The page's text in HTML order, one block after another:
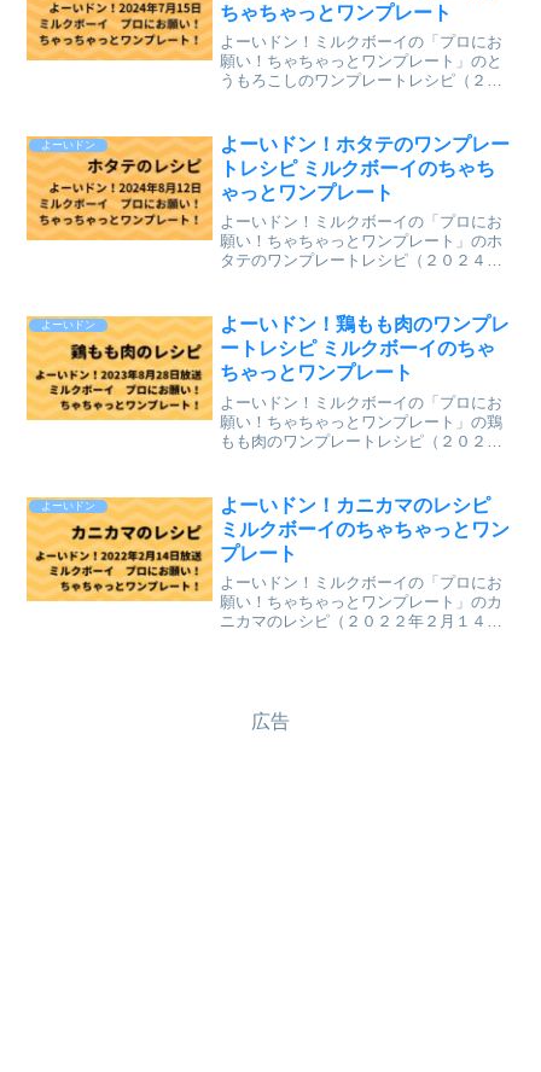
ちゃちゃっとワンプレート
よーいドン！ミルクボーイの「プロにお
願い！ちゃちゃっとワンプレート」のと
うもろこしのワンプレートレシピ（２０
も含めて今までのレシピを記事にしてい
ます。⇒「ミルクボーイの...
よーいドン
よーいドン！ホタテのワンプレー
トレシピ ミルクボーイのちゃち
ゃっとワンプレート
よーいドン！ミルクボーイの「プロにお
願い！ちゃちゃっとワンプレート」のホ
タテのワンプレートレシピ（２０２４年
今までのレシピを記事にしています。
⇒「ミルクボーイのプロに...
よーいドン
よーいドン！鶏もも肉のワンプレ
ートレシピ ミルクボーイのちゃ
ちゃっとワンプレート
よーいドン！ミルクボーイの「プロにお
願い！ちゃちゃっとワンプレート」の鶏
もも肉のワンプレートレシピ（２０２３
めて今までのレシピを記事にしていま
す。⇒「ミルクボーイのプロ...
よーいドン
よーいドン！カニカマのレシピ
ミルクボーイのちゃちゃっとワン
プレート
よーいドン！ミルクボーイの「プロにお
願い！ちゃちゃっとワンプレート」のカ
ニカマのレシピ（２０２２年２月１４日
広告